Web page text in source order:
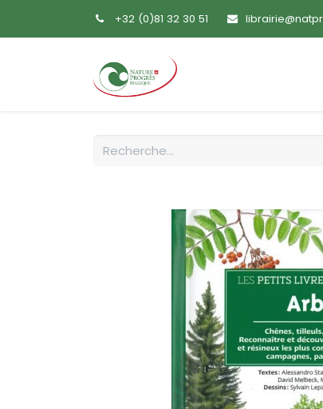
+32 (0)81 32 30 51